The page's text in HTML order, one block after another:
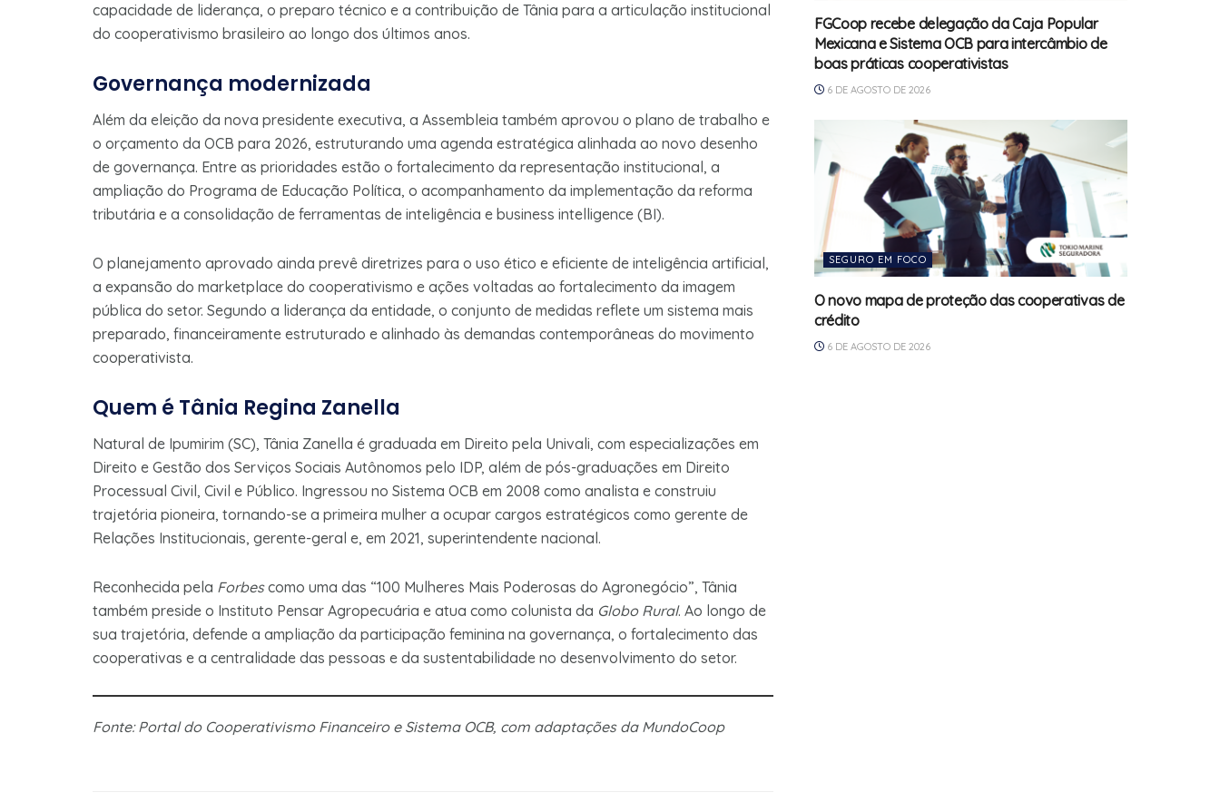
capacidade de liderança, o preparo técnico e a contribuição de Tânia para a articulação institucional
do cooperativismo brasileiro ao longo dos últimos anos.
Governança modernizada
Além da eleição da nova presidente executiva, a Assembleia também aprovou o plano de trabalho e
o orçamento da OCB para 2026, estruturando uma agenda estratégica alinhada ao novo desenho
de governança. Entre as prioridades estão o fortalecimento da representação institucional, a
ampliação do Programa de Educação Política, o acompanhamento da implementação da reforma
tributária e a consolidação de ferramentas de inteligência e business intelligence (BI).
O planejamento aprovado ainda prevê diretrizes para o uso ético e eficiente de inteligência artificial,
a expansão do marketplace do cooperativismo e ações voltadas ao fortalecimento da imagem
pública do setor. Segundo a liderança da entidade, o conjunto de medidas reflete um sistema mais
preparado, financeiramente estruturado e alinhado às demandas contemporâneas do movimento
cooperativista.
Quem é Tânia Regina Zanella
Natural de Ipumirim (SC), Tânia Zanella é graduada em Direito pela Univali, com especializações em
Direito e Gestão dos Serviços Sociais Autônomos pelo IDP, além de pós-graduações em Direito
Processual Civil, Civil e Público. Ingressou no Sistema OCB em 2008 como analista e construiu
trajetória pioneira, tornando-se a primeira mulher a ocupar cargos estratégicos como gerente de
Relações Institucionais, gerente-geral e, em 2021, superintendente nacional.
Reconhecida pela Forbescomo uma das “100 Mulheres Mais Poderosas do Agronegócio”, Tânia
também preside o Instituto Pensar Agropecuária e atua como colunista da Globo Rural. Ao longo de
sua trajetória, defende a ampliação da participação feminina na governança, o fortalecimento das
cooperativas e a centralidade das pessoas e da sustentabilidade no desenvolvimento do setor.
Fonte: Portal do Cooperativismo Financeiro e Sistema OCB, com adaptações da MundoCoop
FGCoop recebe delegação da Caja Popular
Mexicana e Sistema OCB para intercâmbio de
boas práticas cooperativistas
6 DE AGOSTO DE 2026
SEGURO EM FOCO
O novo mapa de proteção das cooperativas de
crédito
6 DE AGOSTO DE 2026